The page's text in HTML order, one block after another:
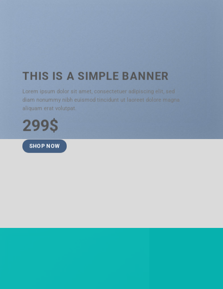
THIS IS A SIMPLE BANNER
Lorem ipsum dolor sit amet, consectetuer adipiscing elit, sed
diam nonummy nibh euismod tincidunt ut laoreet dolore magna
aliquam erat volutpat.
299$
SHOP NOW